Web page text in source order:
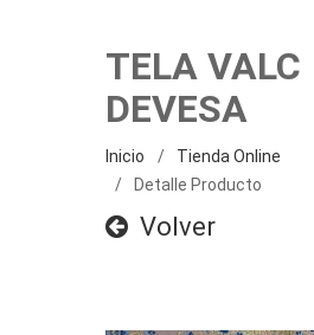
TELA VALC
DEVESA
Inicio
Tienda Online
Detalle Producto
Volver